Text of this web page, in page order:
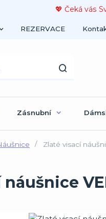
💖 Čeká vás
REZERVACE
Zásnubní
Zlaté visací